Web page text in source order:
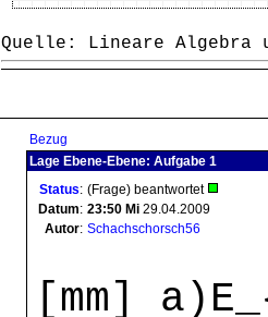
Quelle: Lineare Algebra
Bezug
Lage Ebene-Ebene: Aufgabe 1
Status: (Frage) beantwortet
Datum: 23:50 Mi 29.04.2009
Autor: Schachschorsch56
[mm]